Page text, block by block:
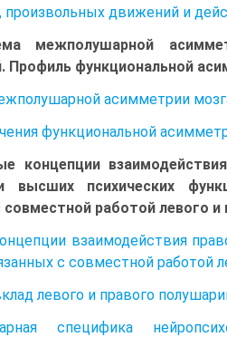
произвольных движений и
межполушарной
Профиль функциональной
асимметрии
функциональной
концепции
высших психических
совместной работой левого
взаимодействия
с совместной работой
левого и правого
специфика